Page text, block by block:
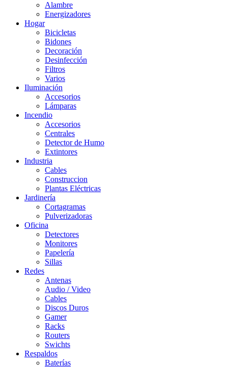
Alambre
Energizadores
Hogar
Bicicletas
Bidones
Decoración
Desinfección
Filtros
Varios
Iluminación
Accesorios
Lámparas
Incendio
Accesorios
Centrales
Detector de Humo
Extintores
Industria
Cables
Construccion
Plantas Eléctricas
Jardinería
Cortagramas
Pulverizadoras
Oficina
Detectores
Monitores
Papelería
Sillas
Redes
Antenas
Audio / Video
Cables
Discos Duros
Gamer
Racks
Routers
Swichts
Respaldos
Baterías